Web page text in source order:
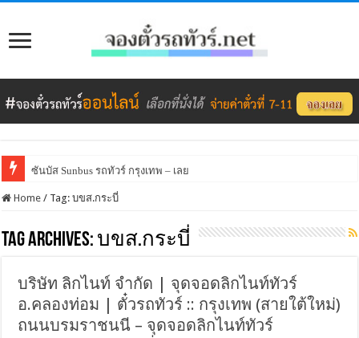
ซันบัส Sunbus รถทัวร์ กรุงเทพ – เลย
Home / Tag:บขส.กระบี่
Tag Archives: บขส.กระบี่
บริษัท ลิกไนท์ จำกัด | จุดจอดลิกไนท์ทัวร์
อ.คลองท่อม | ตั๋วรถทัวร์ :: กรุงเทพ (สายใต้ใหม่)
ถนนบรมราชนนี – จุดจอดลิกไนท์ทัวร์